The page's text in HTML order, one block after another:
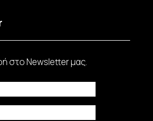
στο Νewsletter μας.